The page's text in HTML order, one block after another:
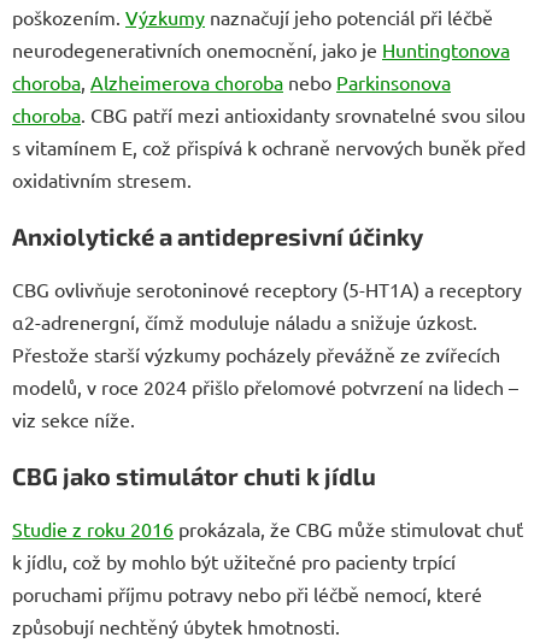
poškozením. Výzkumy naznačují jeho potenciál při léčbě
neurodegenerativních onemocnění, jako je Huntingtonova
choroba, Alzheimerova choroba nebo Parkinsonova
choroba. CBG patří mezi antioxidanty srovnatelné svou silou
s vitamínem E, což přispívá k ochraně nervových buněk před
oxidativním stresem.
Anxiolytické a antidepresivní účinky
CBG ovlivňuje serotoninové receptory (5-HT1A) a receptory
α2-adrenergní, čímž moduluje náladu a snižuje úzkost.
Přestože starší výzkumy pocházely převážně ze zvířecích
modelů, v roce 2024 přišlo přelomové potvrzení na lidech –
viz sekce níže.
CBG jako stimulátor chuti k jídlu
Studie z roku 2016 prokázala, že CBG může stimulovat chuť
k jídlu, což by mohlo být užitečné pro pacienty trpící
poruchami příjmu potravy nebo při léčbě nemocí, které
způsobují nechtěný úbytek hmotnosti.